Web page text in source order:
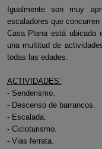
Igualmente son muy
escaladores que
Casa Plana está ubicada
una multitud de
todas las edades.
ACTIVIDADES:
- Senderismo.
- Descenso de barrancos.
- Escalada.
- Cicloturismo.
- Vias ferrata.